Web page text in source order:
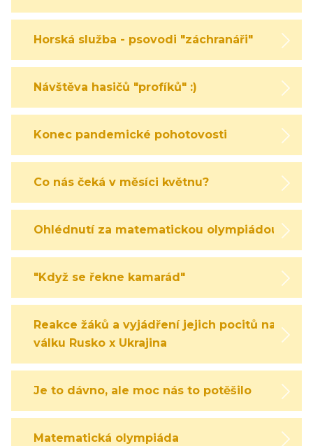
Horská služba - psovodi "záchranáři"
Návštěva hasičů "profíků" :)
Konec pandemické pohotovosti
Co nás čeká v měsíci květnu?
Ohlédnutí za matematickou olympiádou
"Když se řekne kamarád"
Reakce žáků a vyjádření jejich pocitů na
válku Rusko x Ukrajina
Je to dávno, ale moc nás to potěšilo
Matematická olympiáda